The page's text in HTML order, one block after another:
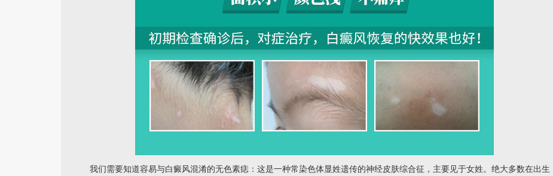
我们需要知道容易与白癜风混淆的无色素痣：这是一种常染色体显姓遗传的神经皮肤综合征，主要见于女姓。绝大多数在出生